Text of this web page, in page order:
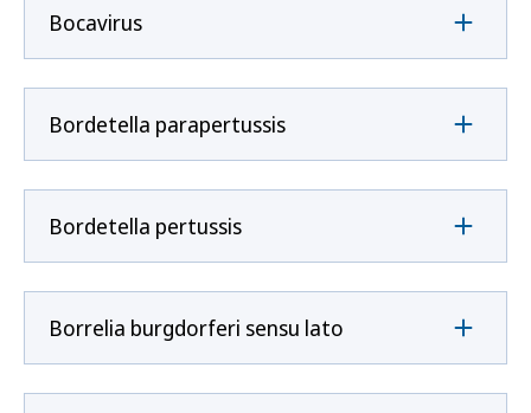
Bocavirus
Bordetella parapertussis
Bordetella pertussis
Borrelia burgdorferi sensu lato